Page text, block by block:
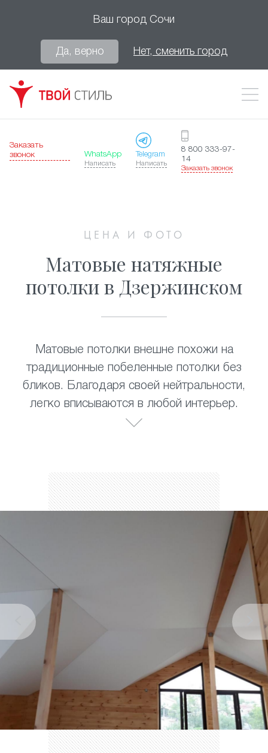
Ваш город Сочи
Да, верно Нет, сменить город
Заказать
звонок
WhatsApp
Написать
Telegram
Написать
8 800 333-97-
14
Заказать звонок
ЦЕНА И ФОТО
Матовые натяжные
потолки в Дзержинском
Матовые потолки внешне похожи на
традиционные побеленные потолки без
бликов. Благодаря своей нейтральности,
легко вписываются в любой интерьер.